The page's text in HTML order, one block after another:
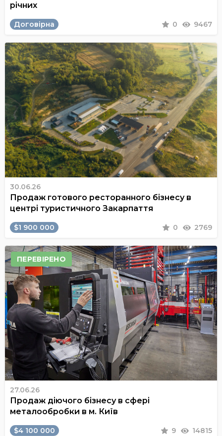
річних
Договірна 0 9467
30.06.26
Продаж готового ресторанного бізнесу в
центрі туристичного Закарпаття
$1 900 000 0 2769
ПЕРЕВІРЕНО
27.06.26
Продаж діючого бізнесу в сфері
металообробки в м. Київ
$4 100 000 9 14815